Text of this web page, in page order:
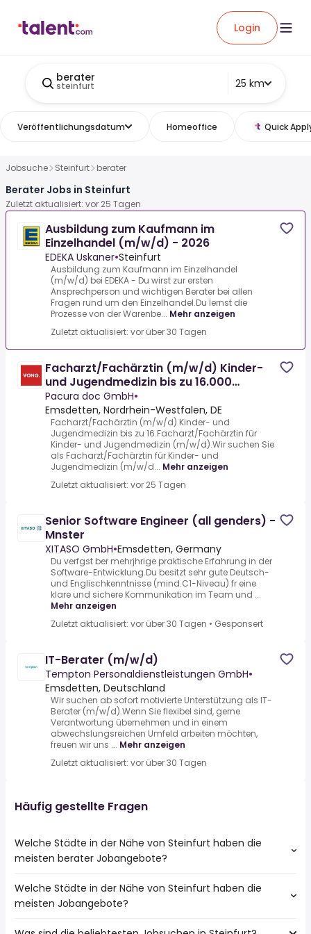
Login
berater
steinfurt 25 km
Veröffentlichungsdatum Homeoffice Quick
Jobsuche Steinfurt berater
Berater Jobs in Steinfurt
Zuletzt aktualisiert: vor 25 Tagen
Ausbildung zum Kaufmann im
Einzelhandel (m/w/d) - 2026
EDEKA Uskaner•Steinfurt
Ausbildung zum Kaufmann im Einzelhandel
(m/w/d) bei EDEKA - Du wirst zur ersten
Ansprechperson und wichtigen Berater bei allen
Fragen rund um den Einzelhandel.Du lernst die
Prozesse von der Warenbe... Mehr anzeigen
Zuletzt aktualisiert: vor über 30 Tagen
Facharzt/Fachärztin (m/w/d) Kinder-
und Jugendmedizin bis zu 16.000
EUR/Monat + Zuschläge
Pacura doc GmbH•
Emsdetten, Nordrhein-Westfalen, DE
Facharzt/Fachärztin (m/w/d) Kinder- und
Jugendmedizin bis zu 16.Facharzt/Fachärztin für
Kinder- und Jugendmedizin (m/w/d).Wir suchen Sie
als Facharzt/Fachärztin für Kinder- und
Jugendmedizin (m/w/d... Mehr anzeigen
Zuletzt aktualisiert: vor 25 Tagen
Senior Software Engineer (all genders) -
Mnster
XITASO GmbH•Emsdetten, Germany
Du verfgst ber mehrjhrige praktische Erfahrung in der
Software-Entwicklung.Du besitzt sehr gute Deutsch-
und Englischkenntnisse (mind.C1-Niveau) fr eine
klare und sichere Kommunikation im Team und ...
Mehr anzeigen
Zuletzt aktualisiert: vor über 30 Tagen • Gesponsert
IT-Berater (m/w/d)
Tempton Personaldienstleistungen GmbH•
Emsdetten, Deutschland
Wir suchen ab sofort motivierte Unterstützung als IT-
Berater (m/w/d).Wenn Sie flexibel sind, gerne
Verantwortung übernehmen und in einem
abwechslungsreichen Umfeld arbeiten möchten,
freuen wir uns ... Mehr anzeigen
Zuletzt aktualisiert: vor über 30 Tagen
Häufig gestellte Fragen
Welche Städte in der Nähe von Steinfurt haben die
meisten berater Jobangebote?
Städte in der Nähe von Steinfurt mit den meisten berater
Jobs:
Welche Städte in der Nähe von Steinfurt haben die
meisten Jobangebote?